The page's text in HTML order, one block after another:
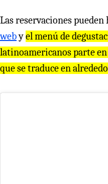
Las reservaciones pueden
webyel menú de
latinoamericanos parte en
que se traduce en